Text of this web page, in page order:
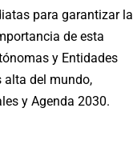
para garantizar la
de esta
y Entidades
alta del mundo,
y Agenda 2030.